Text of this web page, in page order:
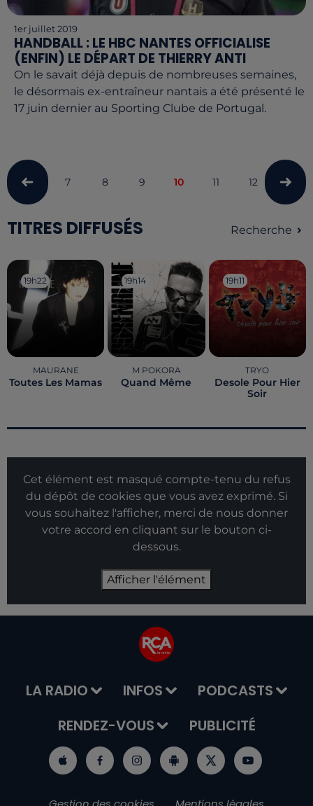
1er juillet 2019
HANDBALL : LE HBC NANTES OFFICIALISE
(ENFIN) LE DÉPART DE THIERRY ANTI
On le savait déjà depuis de nombreuses semaines,
le désormais ex-entraîneur nantais a été présenté le
17 juin dernier au Sporting Clube de Portugal.
7 8 9 10 11 12 13
TITRES DIFFUSÉS Recherche
19h22
19h22
MAURANE
Toutes Les Mamas
19h14
19h14
M POKORA
Quand Même
19h11
19h11
TRYO
Desole Pour Hier
Soir
Cet élément est masqué compte-tenu du refus
du dépôt de cookies que vous avez exprimé. Si
vous souhaitez l'afficher, merci de nous donner
votre accord en cliquant sur le bouton ci-
dessous.
Afficher l'élément
LA RADIO INFOS
PODCASTS
RENDEZ-VOUS
PUBLICITÉ